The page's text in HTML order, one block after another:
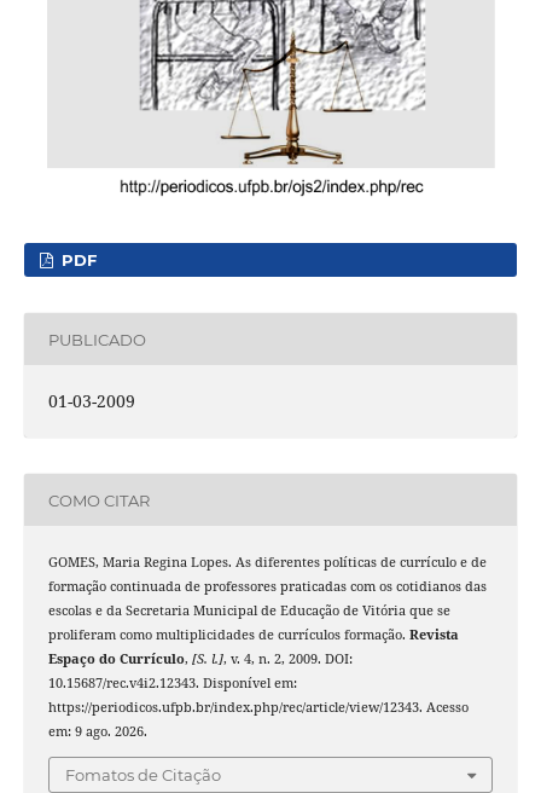
PDF
PUBLICADO
01-03-2009
COMO CITAR
GOMES, Maria Regina Lopes. As diferentes políticas de currículo e de
formação continuada de professores praticadas com os cotidianos das
escolas e da Secretaria Municipal de Educação de Vitória que se
proliferam como multiplicidades de currículos formação. Revista
Espaço do Currículo, [S. l.], v. 4, n. 2, 2009. DOI:
10.15687/rec.v4i2.12343. Disponível em:
https://periodicos.ufpb.br/index.php/rec/article/view/12343. Acesso
em: 9 ago. 2026.
Fomatos de Citação